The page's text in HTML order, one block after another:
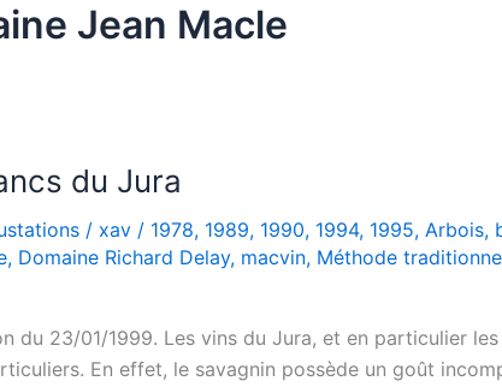
Jean Macle
du Jura
/ xav / 1978, 1989, 1990, 1994, 1995, Arbois,
, Domaine Richard Delay, macvin, Méthode
du 23/01/1999. Les vins du Jura, et en particulier
En effet, le savagnin possède un goût